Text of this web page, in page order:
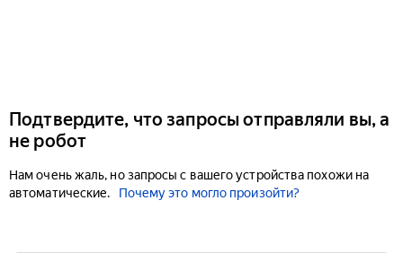
Подтвердите, что запросы отправляли вы, а
не робот
Нам очень жаль, но запросы с вашего устройства похожи на
автоматические.
Почему это могло произойти?